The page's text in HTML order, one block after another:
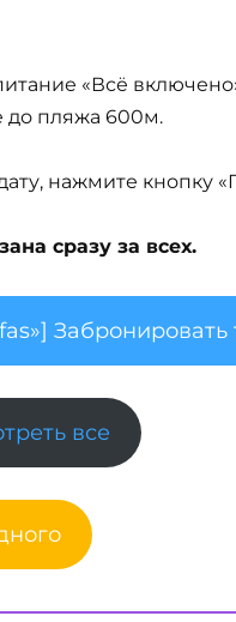
«Всё
до пляжа 600м.
нажмите кнопку
сразу за всех.
Забронировать
все